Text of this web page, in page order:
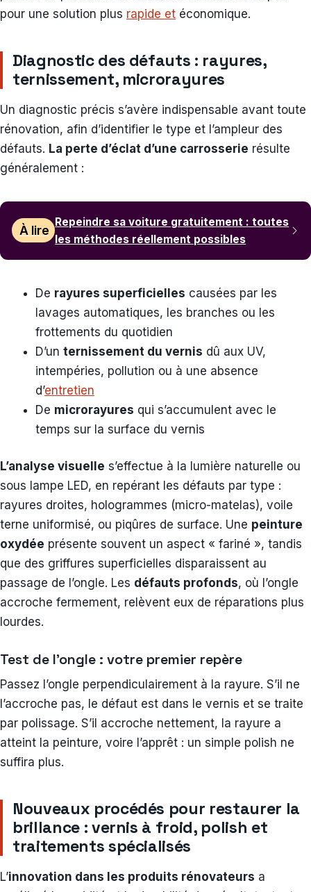
pour une solution plus rapide et économique.
Diagnostic des défauts : rayures,
ternissement, microrayures
Un diagnostic précis s’avère indispensable avant toute
rénovation, afin d’identifier le type et l’ampleur des
défauts. La perte d’éclat d’une carrosserie résulte
généralement :
À lire
Repeindre sa voiture gratuitement : toutes
les méthodes réellement possibles
De rayures superficielles causées par les
lavages automatiques, les branches ou les
frottements du quotidien
D’un ternissement du vernis dû aux UV,
intempéries, pollution ou à une absence
d’entretien
De microrayures qui s’accumulent avec le
temps sur la surface du vernis
L’analyse visuelle s’effectue à la lumière naturelle ou
sous lampe LED, en repérant les défauts par type :
rayures droites, hologrammes (micro-matelas), voile
terne uniformisé, ou piqûres de surface. Une peinture
oxydée présente souvent un aspect « fariné », tandis
que des griffures superficielles disparaissent au
passage de l’ongle. Les défauts profonds, où l’ongle
accroche fermement, relèvent eux de réparations plus
lourdes.
Test de l’ongle : votre premier repère
Passez l’ongle perpendiculairement à la rayure. S’il ne
l’accroche pas, le défaut est dans le vernis et se traite
par polissage. S’il accroche nettement, la rayure a
atteint la peinture, voire l’apprêt : un simple polish ne
suffira plus.
Nouveaux procédés pour restaurer la
brillance : vernis à froid, polish et
traitements spécialisés
L’innovation dans les produits rénovateurs a